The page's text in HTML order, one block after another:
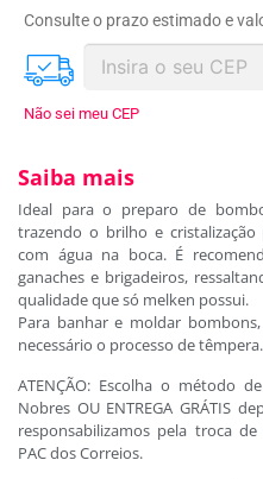
Consulte o prazo estimado e
Não sei meu CEP
Saiba mais
Ideal para o preparo de
trazendo o brilho e
com água na boca. É
ganaches e brigadeiros,
qualidade que só melken possui.
Para banhar e moldar
necessário o processo de têmpera.
ATENÇÃO: Escolha o método
Nobres OU ENTREGA GRÁTIS
responsabilizamos pela troca
PAC dos Correios.